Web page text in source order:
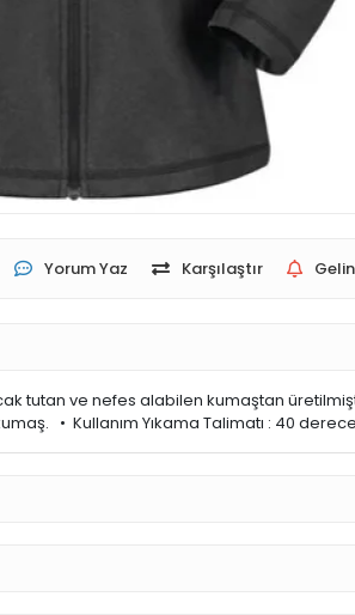
Yorum Yaz Karşılaştır
ve nefes alabilen kumaştan
• Kullanım Yıkama Talimatı : 40